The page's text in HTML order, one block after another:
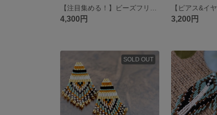
4,300円 3,200円
SOLD OUT